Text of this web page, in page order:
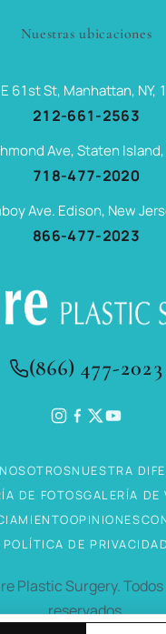
Nuestras ubicaciones
61st St, Manhattan, NY,
212-661-2563
Ave, Staten Island,
718-477-2020
Ave. Edison, New
866-477-2023
(866) 477-2023
NOSOTROSNUESTRA
DE FOTOSGALERÍA DE
OPINIONES
POLÍTICA DE PRIVACIDAD
Plastic Surgery.
reservados.